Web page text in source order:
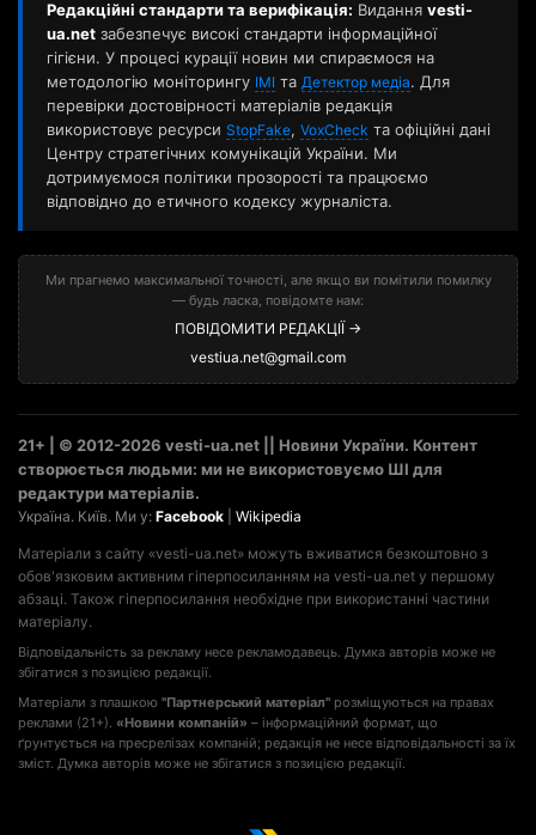
Редакційні стандарти та верифікація: Видання vesti-
ua.net забезпечує високі стандарти інформаційної
гігієни. У процесі курації новин ми спираємося на
методологію моніторингу ІМІ та Детектор медіа. Для
перевірки достовірності матеріалів редакція
використовує ресурси StopFake, VoxCheck та офіційні дані
Центру стратегічних комунікацій України. Ми
дотримуємося політики прозорості та працюємо
відповідно до етичного кодексу журналіста.
Ми прагнемо максимальної точності, але якщо ви помітили помилку
— будь ласка, повідомте нам:
ПОВІДОМИТИ РЕДАКЦІЇ →
vestiua.net@gmail.com
21+ | © 2012-2026 vesti-ua.net || Новини України. Контент
створюється людьми: ми не використовуємо ШІ для
редактури матеріалів.
Україна. Київ. Ми у: Facebook Wikipedia
Матеріали з сайту «vesti-ua.net» можуть вживатися безкоштовно з
обов'язковим активним гіперпосиланням на vesti-ua.net у першому
абзаці. Також гіперпосилання необхідне при використанні частини
матеріалу.
Відповідальність за рекламу несе рекламодавець. Думка авторів може не
збігатися з позицією редакції.
Матеріали з плашкою "Партнерський матеріал" розміщуються на правах
реклами (21+). «Новини компаній» – інформаційний формат, що
ґрунтується на пресрелізах компаній; редакція не несе відповідальності за їх
зміст. Думка авторів може не збігатися з позицією редакції.